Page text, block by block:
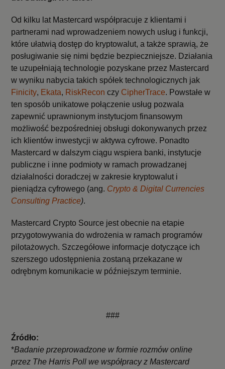
Od kilku lat Mastercard współpracuje z klientami i
partnerami nad wprowadzeniem nowych usług i funkcji,
które ułatwią dostęp do kryptowalut, a także sprawią, że
posługiwanie się nimi będzie bezpieczniejsze. Działania
te uzupełniają technologie pozyskane przez Mastercard
w wyniku nabycia takich spółek technologicznych jak
Finicity, Ekata, RiskRecon czy CipherTrace. Powstałe w
ten sposób unikatowe połączenie usług pozwala
zapewnić uprawnionym instytucjom finansowym
możliwość bezpośredniej obsługi dokonywanych przez
ich klientów inwestycji w aktywa cyfrowe. Ponadto
Mastercard w dalszym ciągu wspiera banki, instytucje
publiczne i inne podmioty w ramach prowadzanej
działalności doradczej w zakresie kryptowalut i
pieniądza cyfrowego (ang. Crypto & Digital Currencies
Consulting Practice).
Mastercard Crypto Source jest obecnie na etapie
przygotowywania do wdrożenia w ramach programów
pilotażowych. Szczegółowe informacje dotyczące ich
szerszego udostępnienia zostaną przekazane w
odrębnym komunikacie w późniejszym terminie.
###
Źródło:
*Badanie przeprowadzone w formie rozmów online
przez The Harris Poll we współpracy z Mastercard